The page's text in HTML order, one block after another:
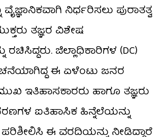
ನಿರ್ಧರಿಸಲು ಪುರಾತತ್ವ
ತಜ್ಞರ ವಿಶೇಷ
ಜಿಲ್ಲಾಧಿಕಾರಿಗಳ (DC)
ಈ ಏಳೆಂಟು ಜನರ
ಇತಿಹಾಸಕಾರರು ಹಾಗೂ ತಜ್ಞರು
ಐತಿಹಾಸಿಕ ಹಿನ್ನೆಲೆಯನ್ನು
ಈ ವರದಿಯನ್ನು ನೀಡಿದ್ದಾರೆ